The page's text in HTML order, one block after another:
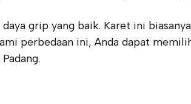
grip yang baik. Karet ini
perbedaan ini, Anda dapat